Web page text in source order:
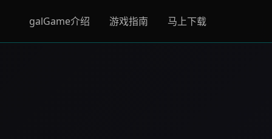
galGame介绍 游戏指南 马上下载